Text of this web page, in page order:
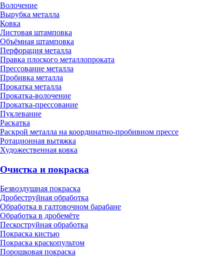
Волочение
Вырубка металла
Ковка
Листовая штамповка
Объёмная штамповка
Перфорация металла
Правка плоского металлопроката
Прессование металла
Пробивка металла
Прокатка металла
Прокатка-волочение
Прокатка-прессование
Пуклевание
Раскатка
Раскрой металла на координатно-пробивном прессе
Ротационная вытяжка
Художественная ковка
Очистка и покраска
Безвоздушная покраска
Дробеструйная обработка
Обработка в галтовочном барабане
Обработка в дробемёте
Пескоструйная обработка
Покраска кистью
Покраска краскопультом
Порошковая покраска